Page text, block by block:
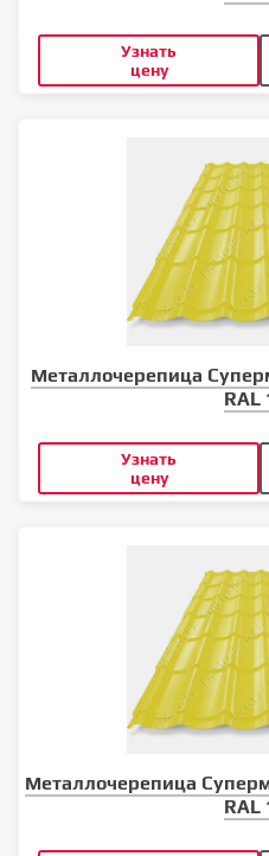
Узнать
цену
Металлочерепица
RAL
Узнать
цену
Металлочерепица
RAL